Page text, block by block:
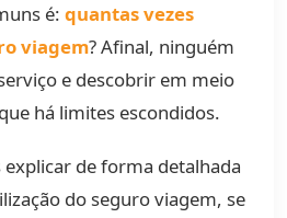
é: quantas vezes
viagem? Afinal, ninguém
e descobrir em meio
há limites escondidos.
de forma detalhada
do seguro viagem, se